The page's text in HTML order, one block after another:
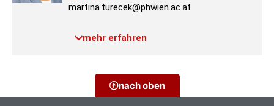
martina.turecek@phwien.ac.at
Raum:4.2.064
mehr erfahren
nach oben